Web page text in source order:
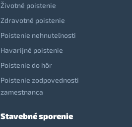
Životné poistenie
Zdravotné poistenie
Poistenie nehnuteľnosti
Havarijné poistenie
Poistenie do hôr
Poistenie zodpovednosti
zamestnanca
Stavebné sporenie